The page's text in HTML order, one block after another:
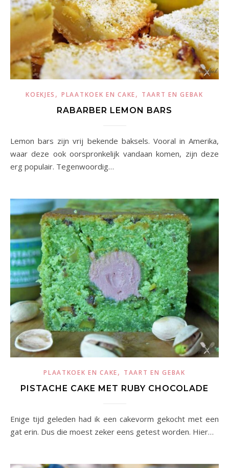
KOEKJES ,PLAATKOEK EN CAKE, TAART EN GEBAK
RABARBER LEMON BARS
Lemon bars zijn vrij bekende baksels. Vooral in Amerika,
waar deze ook oorspronkelijk vandaan komen, zijn deze
erg populair. Tegenwoordig…
PLAATKOEK EN CAKE, TAART EN GEBAK
PISTACHE CAKE MET RUBY CHOCOLADE
Enige tijd geleden had ik een cakevorm gekocht met een
gat erin. Dus die moest zeker eens getest worden. Hier…